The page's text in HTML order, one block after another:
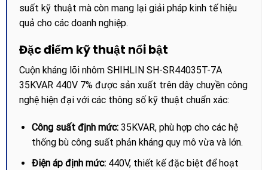
suất kỹ thuật mà còn mang lại giải pháp kinh tế hiệu
quả cho các doanh nghiệp.
Đặc điểm kỹ thuật nổi bật
Cuộn kháng lõi nhôm SHIHLIN SH-SR44035T-7A
35KVAR 440V 7% được sản xuất trên dây chuyền công
nghệ hiện đại với các thông số kỹ thuật chuẩn xác:
Công suất định mức:35KVAR, phù hợp cho các hệ
thống bù công suất phản kháng quy mô vừa và lớn.
Điện áp định mức:440V, thiết kế đặc biệt để hoạt